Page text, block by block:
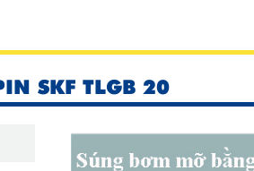
SKF TLGB 20